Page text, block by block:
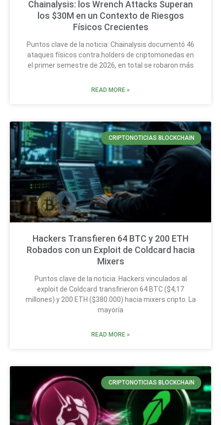
Chainalysis: los Wrench Attacks Superan
los $30M en un Contexto de Riesgos
Físicos Crecientes
Puntos clave de la noticia: Chainalysis documentó 46
ataques físicos contra holders de criptomonedas en
el primer semestre de 2026, en total se robaron más
READ MORE »
CRIPTONOTICIAS BLOCKCHAIN
Hackers Transfieren 64 BTC y 200 ETH
Robados con un Exploit de Coldcard hacia
Mixers
Puntos clave de la noticia: Hackers vinculados al
exploit de Coldcard transfirieron 64 BTC ($4,17
millones) y 200 ETH ($380.000) hacia mixers cripto. La
mayoría
READ MORE »
CRIPTONOTICIAS BLOCKCHAIN